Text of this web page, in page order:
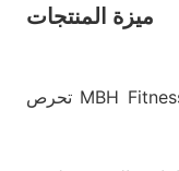
ميزة المنتجات
تحرص MBH Fitness دائمًا على تطوير منتجاتها من منظور